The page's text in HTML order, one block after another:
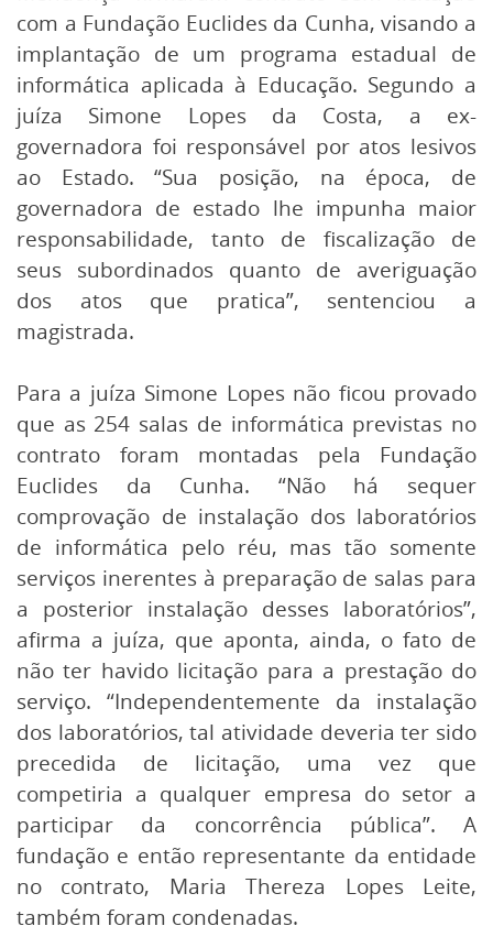
com a Fundação Euclides da Cunha, visando a
implantação de um programa estadual de
informática aplicada à Educação. Segundo a
juíza Simone Lopes da Costa, a ex-
governadora foi responsável por atos lesivos
ao Estado. “Sua posição, na época, de
governadora de estado lhe impunha maior
responsabilidade, tanto de fiscalização de
seus subordinados quanto de averiguação
dos atos que pratica”, sentenciou a
magistrada.
Para a juíza Simone Lopes não ficou provado
que as 254 salas de informática previstas no
contrato foram montadas pela Fundação
Euclides da Cunha. “Não há sequer
comprovação de instalação dos laboratórios
de informática pelo réu, mas tão somente
serviços inerentes à preparação de salas para
a posterior instalação desses laboratórios”,
afirma a juíza, que aponta, ainda, o fato de
não ter havido licitação para a prestação do
serviço. “Independentemente da instalação
dos laboratórios, tal atividade deveria ter sido
precedida de licitação, uma vez que
competiria a qualquer empresa do setor a
participar da concorrência pública”. A
fundação e então representante da entidade
no contrato, Maria Thereza Lopes Leite,
também foram condenadas.